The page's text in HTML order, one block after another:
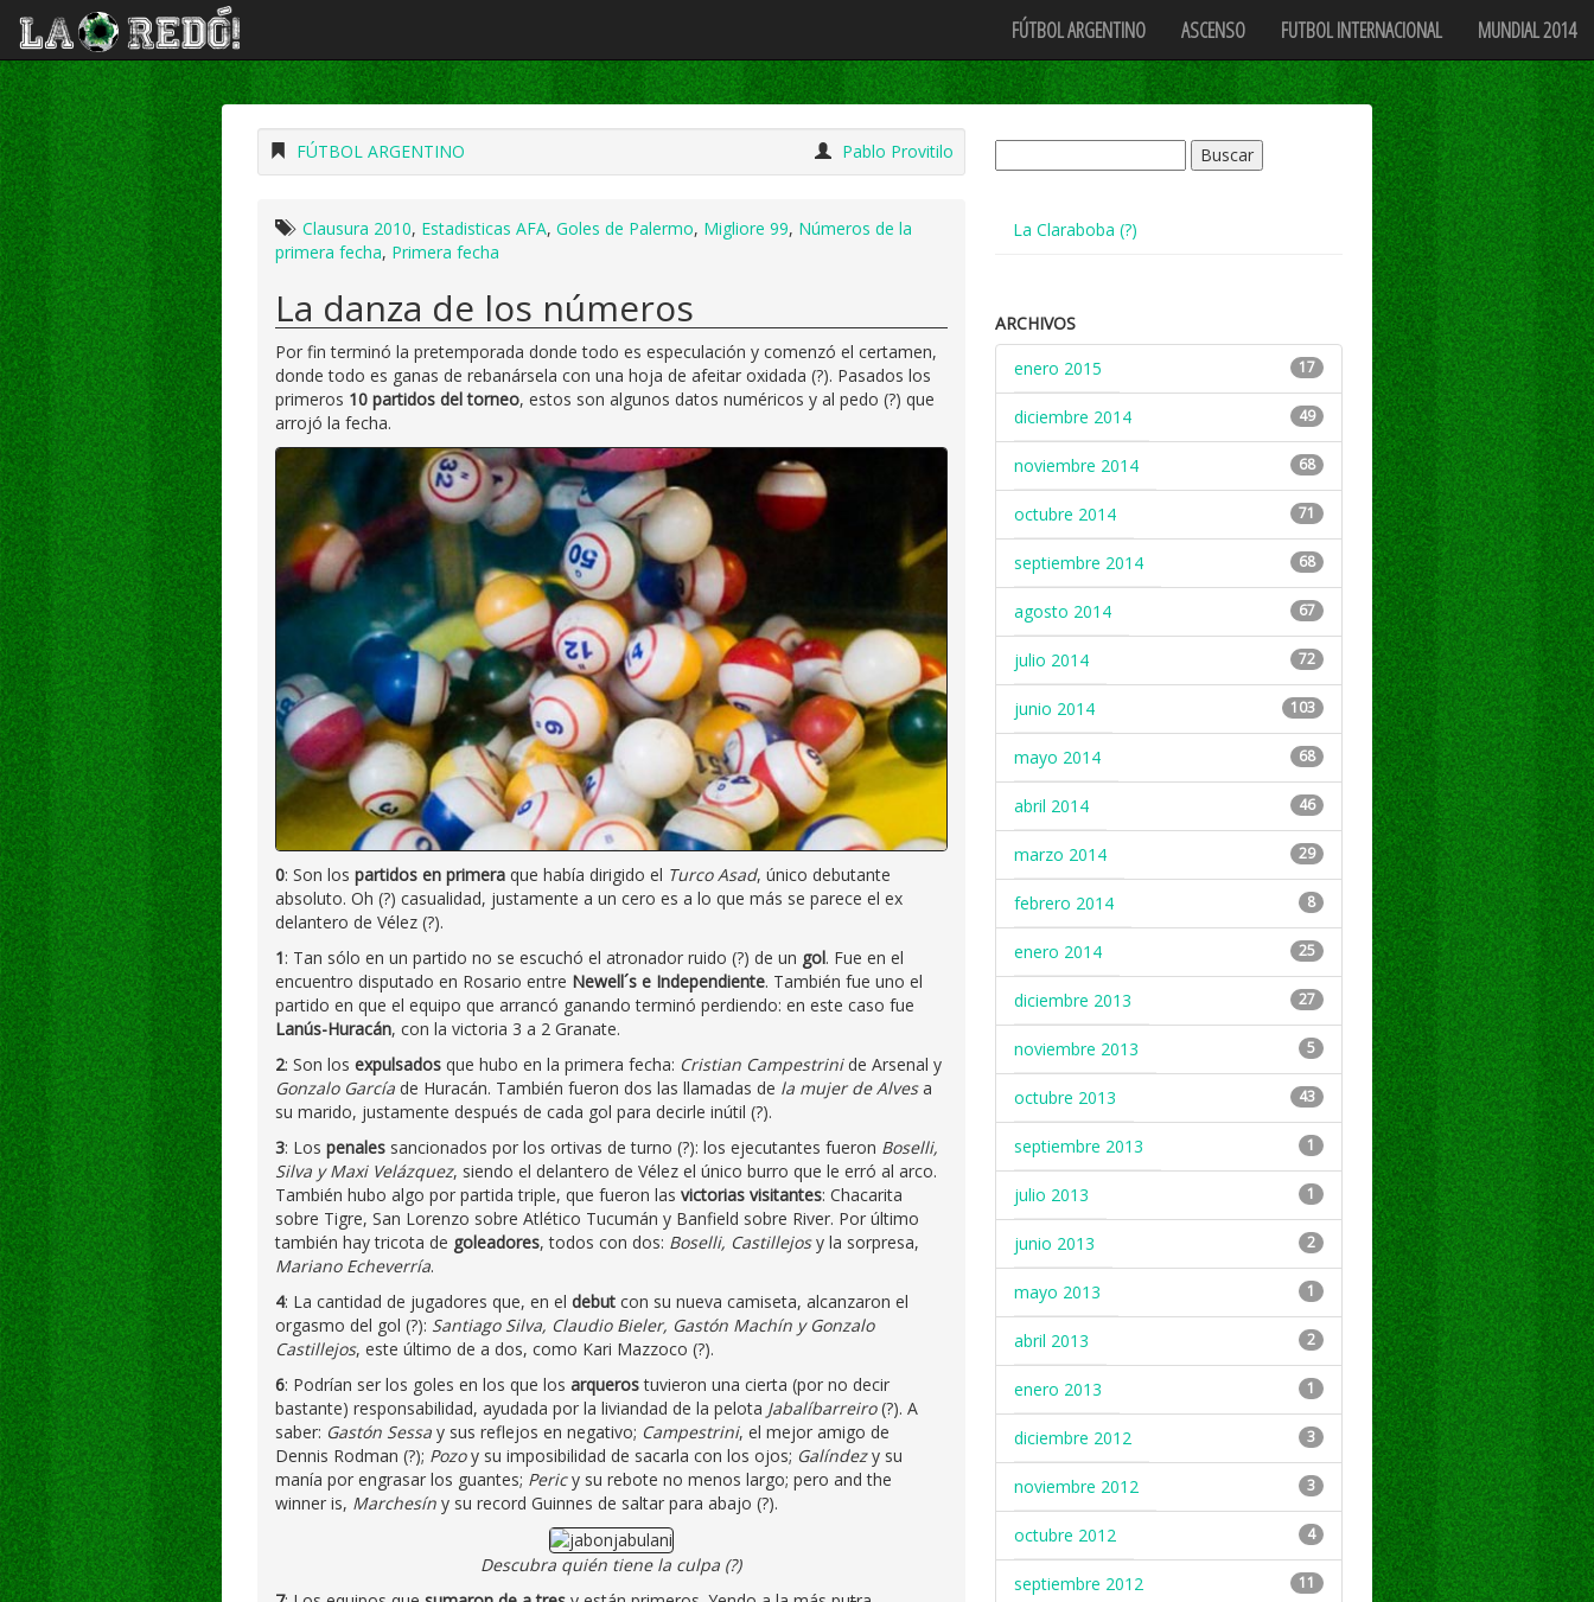
FÚTBOL ARGENTINO ASCENSO FUTBOL INTERNACIONAL MUNDIAL 2014
FÚTBOL ARGENTINO Pablo Provitilo
Clausura 2010, Estadisticas AFA, Goles de Palermo, Migliore 99, Números de la
primera fecha, Primera fecha
La danza de los números
Por fin terminó la pretemporada donde todo es especulación y comenzó el certamen,
donde todo es ganas de rebanársela con una hoja de afeitar oxidada (?). Pasados los
primeros 10 partidos del torneo, estos son algunos datos numéricos y al pedo (?) que
arrojó la fecha.
0: Son los partidos en primera que había dirigido el Turco Asad, único debutante
absoluto. Oh (?) casualidad, justamente a un cero es a lo que más se parece el ex
delantero de Vélez (?).
1: Tan sólo en un partido no se escuchó el atronador ruido (?) de un gol. Fue en el
encuentro disputado en Rosario entre Newell´s e Independiente. También fue uno el
partido en que el equipo que arrancó ganando terminó perdiendo: en este caso fue
Lanús-Huracán, con la victoria 3 a 2 Granate.
2: Son los expulsados que hubo en la primera fecha: Cristian Campestrinide Arsenal y
Gonzalo García de Huracán. También fueron dos las llamadas de la mujer de Alvesa
su marido, justamente después de cada gol para decirle inútil (?).
3: Los penales sancionados por los ortivas de turno (?): los ejecutantes fueron Boselli,
Silva y Maxi Velázquez, siendo el delantero de Vélez el único burro que le erró al arco.
También hubo algo por partida triple, que fueron las victorias visitantes: Chacarita
sobre Tigre, San Lorenzo sobre Atlético Tucumán y Banfield sobre River. Por último
también hay tricota de goleadores, todos con dos: Boselli, Castillejosy la sorpresa,
Mariano Echeverría.
4: La cantidad de jugadores que, en el debut con su nueva camiseta, alcanzaron el
orgasmo del gol (?): Santiago Silva, Claudio Bieler, Gastón Machín y Gonzalo
Castillejos, este último de a dos, como Kari Mazzoco (?).
6: Podrían ser los goles en los que los arquerostuvieron una cierta (por no decir
bastante) responsabilidad, ayudada por la liviandad de la pelota Jabalíbarreiro(?). A
saber: Gastón Sessa y sus reflejos en negativo; Campestrini, el mejor amigo de
Dennis Rodman (?); Pozoy su imposibilidad de sacarla con los ojos; Galíndezy su
manía por engrasar los guantes; Pericy su rebote no menos largo; pero and the
winner is, Marchesín y su record Guinnes de saltar para abajo (?).
Descubra quién tiene la culpa (?)
La Claraboba (?)
ARCHIVOS
enero 2015
17
diciembre 2014 49
noviembre 2014 68
octubre 2014 71
septiembre 2014 68
agosto 2014 67
julio 2014 72
junio 2014 103
mayo 2014 68
abril 2014 46
marzo 2014 29
febrero 2014 8
enero 2014 25
diciembre 2013 27
noviembre 2013 5
octubre 2013 43
septiembre 2013 1
julio 2013 1
junio 2013 2
mayo 2013 1
abril 2013 2
enero 2013 1
diciembre 2012 3
noviembre 2012 3
octubre 2012 4
septiembre 2012 11